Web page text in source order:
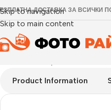
Skip to navigation
Skip to main content
ДОСТАВКА ЗА ВСИЧКИ
Product Information